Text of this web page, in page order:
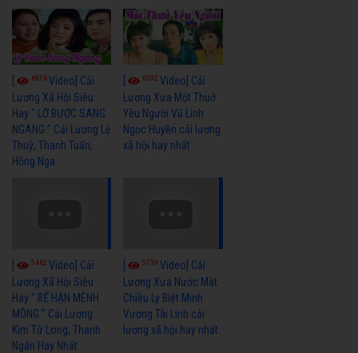
6976Video] Cải
Lương Xã Hội Siêu
Hay " LỠ BƯỚC SANG
NGANG " Cải Lương Lệ
Thuỷ, Thanh Tuấn,
Hồng Nga
6392Video] Cải
Lương Xưa Một Thuở
Yêu Người Vũ Linh
Ngọc Huyền cải lương
xã hội hay nhất
5462 Video] Cải
Lương Xã Hội Siêu
Hay " BỂ HẬN MÊNH
MÔNG " Cải Lương
Kim Tử Long, Thanh
Ngân Hay Nhất
5739Video] Cải
Lương Xưa Nước Mắt
Chiều Ly Biệt Minh
Vương Tài Linh cải
lương xã hội hay nhất